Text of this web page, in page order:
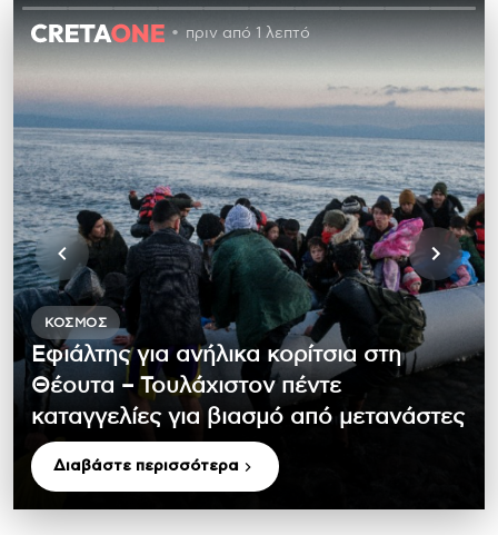
πριν από 1 λεπτό
ΚΌΣΜΟΣ
Εφιάλτης για ανήλικα κορίτσια στη
Θέουτα – Τουλάχιστον πέντε
καταγγελίες για βιασμό από μετανάστες
Διαβάστε περισσότερα